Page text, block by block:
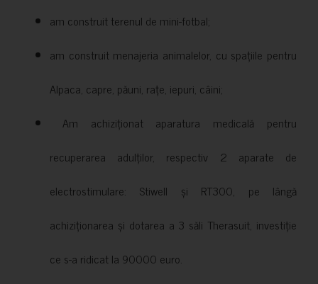
am construit terenul de mini-fotbal;
am construit menajeria animalelor, cu spațiile pentru
Alpaca, capre, păuni, rațe, iepuri, câini;
Am achiziționat aparatura medicală pentru
recuperarea adulților, respectiv 2 aparate de
electrostimulare: Stiwell și RT300, pe lângă
achiziționarea și dotarea a 3 săli Therasuit, investiție
ce s-a ridicat la 90000 euro.